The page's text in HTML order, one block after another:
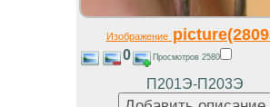
Изображение
0 Просмотров 2580
П201Э-П203Э